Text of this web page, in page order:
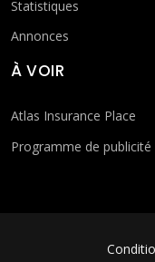
Statistiques
Annonces
À VOIR
Atlas Insurance Place
Programme de publicité
FOOTER MENU